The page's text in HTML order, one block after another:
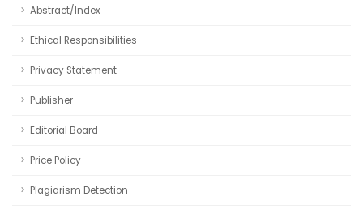
Abstract/Index
Ethical Responsibilities
Privacy Statement
Publisher
Editorial Board
Price Policy
Plagiarism Detection